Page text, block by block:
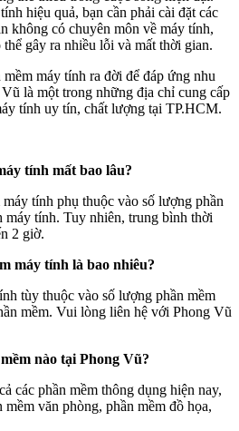
hiệu quả, bạn cần phải cài đặt các
không có chuyên môn về máy tính,
gây ra nhiều lỗi và mất thời gian.
máy tính ra đời để đáp ứng nhu
là một trong những địa chỉ cung cấp
tính uy tín, chất lượng tại TP.HCM.
tính mất bao lâu?
tính phụ thuộc vào số lượng phần
máy tính. Tuy nhiên, trung bình thời
2 giờ.
máy tính là bao nhiêu?
tùy thuộc vào số lượng phần mềm
mềm. Vui lòng liên hệ với Phong Vũ
nào tại Phong Vũ?
các phần mềm thông dụng hiện nay,
mềm văn phòng, phần mềm đồ họa,